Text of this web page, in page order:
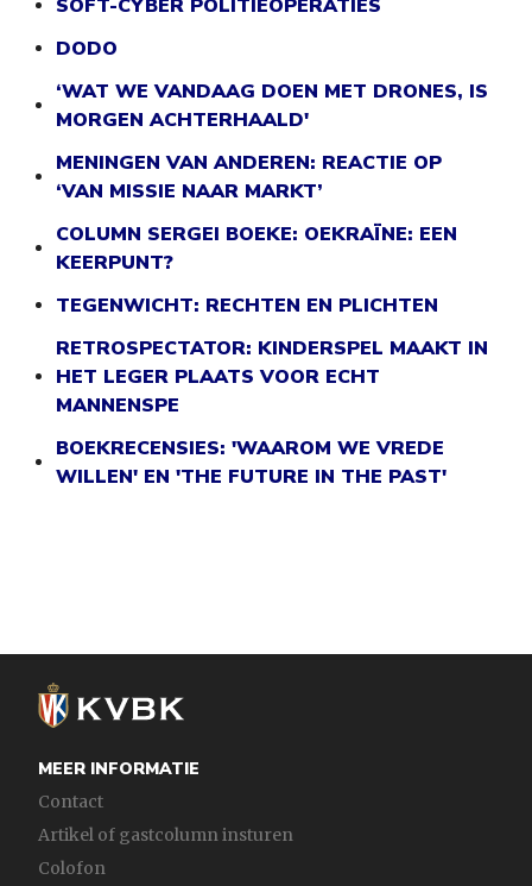
SOFT-CYBER POLITIEOPERATIES
DODO
‘WAT WE VANDAAG DOEN MET DRONES, IS
MORGEN ACHTERHAALD'
MENINGEN VAN ANDEREN: REACTIE OP
‘VAN MISSIE NAAR MARKT’
COLUMN SERGEI BOEKE: OEKRAÏNE: EEN
KEERPUNT?
TEGENWICHT: RECHTEN EN PLICHTEN
RETROSPECTATOR: KINDERSPEL MAAKT IN
HET LEGER PLAATS VOOR ECHT
MANNENSPE
BOEKRECENSIES: 'WAAROM WE VREDE
WILLEN' EN 'THE FUTURE IN THE PAST'
MEER INFORMATIE
Contact
Artikel of gastcolumn insturen
Colofon